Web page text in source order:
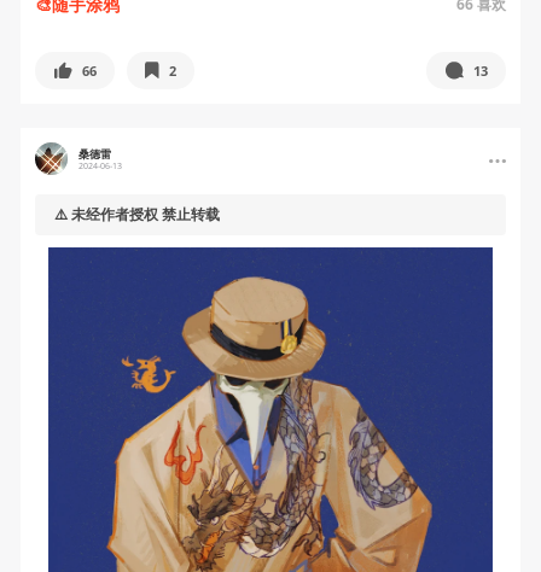
66 2 13
桑德雷
2024-06-13
⚠️ 未经作者授权 禁止转载